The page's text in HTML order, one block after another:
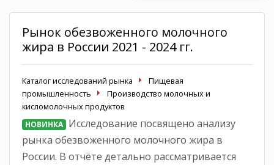
Рынок обезвоженного молочного
жира в России 2021 - 2024 гг.
Каталог исследований рынка
Пищевая
промышленность
Производство молочных и
кисломолочных продуктов
НОВИНКА Исследование посвящено анализу
рынка обезвоженного молочного жира в
России. В отчёте детально рассматривается